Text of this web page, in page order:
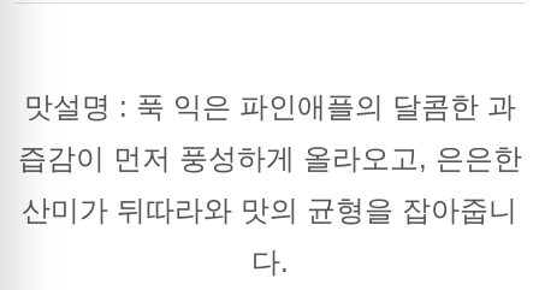
맛설명 : 푹 익은 파인애플의 달콤한 과
즙감이 먼저 풍성하게 올라오고, 은은한
산미가 뒤따라와 맛의 균형을 잡아줍니
다.